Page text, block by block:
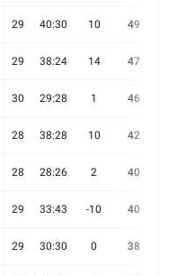
29 40:30 10 49
29 38:24 14 47
30 29:28 1 46
28 38:28 10 42
28 28:26 2 40
29 33:43 -10 40
29 30:30 0 38